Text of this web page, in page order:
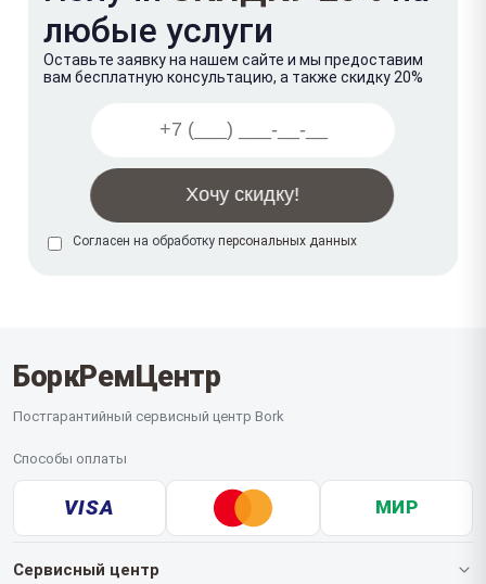
любые услуги
Оставьте заявку на нашем сайте и мы предоставим
вам бесплатную консультацию, а также скидку 20%
Согласен на обработку персональных данных
БоркРемЦентр
Постгарантийный сервисный центр Bork
Способы оплаты
VISA МИР
Сервисный центр